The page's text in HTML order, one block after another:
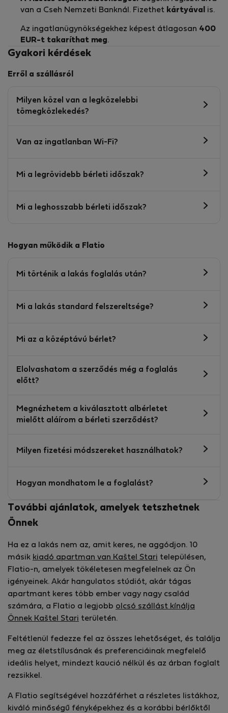
van a Cseh Nemzeti Banknál. Fizethet kártyával is.
Az ingatlanügynökségekhez képest átlagosan 400
EUR-t takaríthat meg.
Gyakori kérdések
Erről a szállásról
Milyen közel van a legközelebbi
tömegközlekedés?
Van az ingatlanban Wi-Fi?
Mi a legrövidebb bérleti időszak?
Mi a leghosszabb bérleti időszak?
Hogyan működik a Flatio
Mi történik a lakás foglalás után?
Mi a lakás standard felszereltsége?
Mi az a középtávú bérlet?
Elolvashatom a szerződés még a foglalás
előtt?
Megnézhetem a kiválasztott albérletet
mielőtt aláírom a bérleti szerződést?
Milyen fizetési módszereket használhatok?
Hogyan mondhatom le a foglalást?
További ajánlatok, amelyek tetszhetnek
Önnek
Ha ez a lakás nem az, amit keres, ne aggódjon. 10
másik kiadó apartman van Kaštel Stari településen,
Flatio-n, amelyek tökéletesen megfelelnek az Ön
igényeinek. Akár hangulatos stúdiót, akár tágas
apartmant keres több ember vagy nagy család
számára, a Flatio a legjobb olcsó szállást kínálja
Önnek Kaštel Stari területén.
Feltétlenül fedezze fel az összes lehetőséget, és találja
meg az életstílusának és preferenciáinak megfelelő
ideális helyet, mindezt kaució nélkül és az árban foglalt
rezsikkel.
A Flatio segítségével hozzáférhet a részletes listákhoz,
kiváló minőségű fényképekhez és a korábbi bérlőktől